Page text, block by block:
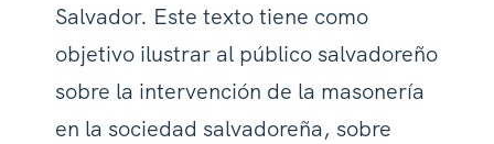
Salvador. Este texto tiene como
objetivo ilustrar al público salvadoreño
sobre la intervención de la masonería
en la sociedad salvadoreña, sobre